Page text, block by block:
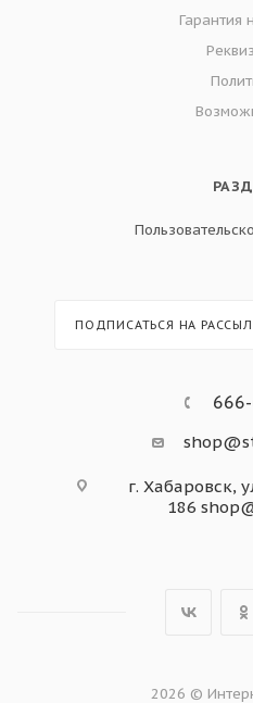
Гарантия
ПОДПИСАТЬСЯ НА
г. Хабаровск,
186
2026 ©